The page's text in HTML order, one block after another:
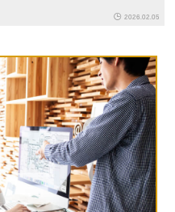
2026.02.05